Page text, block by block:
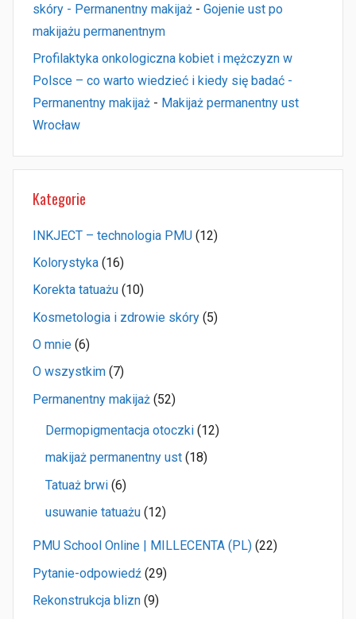
skóry - Permanentny makijaż - Gojenie ust po
makijażu permanentnym
Profilaktyka onkologiczna kobiet i mężczyzn w
Polsce – co warto wiedzieć i kiedy się badać -
Permanentny makijaż - Makijaż permanentny ust
Wrocław
Kategorie
INKJECT – technologia PMU (12)
Kolorystyka (16)
Korekta tatuażu (10)
Kosmetologia i zdrowie skóry (5)
O mnie (6)
O wszystkim (7)
Permanentny makijaż (52)
Dermopigmentacja otoczki (12)
makijaż permanentny ust (18)
Tatuaż brwi (6)
usuwanie tatuażu (12)
PMU School Online | MILLECENTA (PL) (22)
Pytanie-odpowiedź (29)
Rekonstrukcja blizn (9)